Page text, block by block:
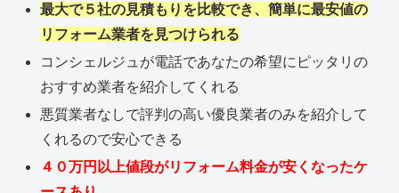
最大で５社の見積もりを比較でき、簡単に最安値の
リフォーム業者を見つけられる
コンシェルジュが電話であなたの希望にピッタリの
おすすめ業者を紹介してくれる
悪質業者なしで評判の高い優良業者のみを紹介して
くれるので安心できる
４０万円以上値段がリフォーム料金が安くなったケ